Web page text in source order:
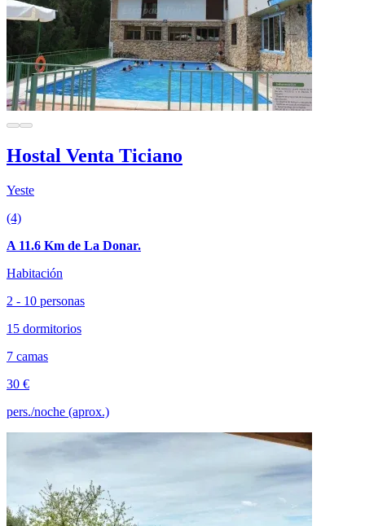
Hostal Venta Ticiano
Yeste
(4)
A 11.6 Km de La Donar.
Habitación
2 - 10 personas
15 dormitorios
7 camas
30 €
pers./noche (aprox.)